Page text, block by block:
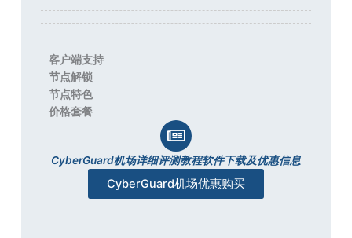
客户端支持
节点解锁
节点特色
价格套餐
CyberGuard机场详细评测教程软件下载及优惠信息
CyberGuard机场优惠购买